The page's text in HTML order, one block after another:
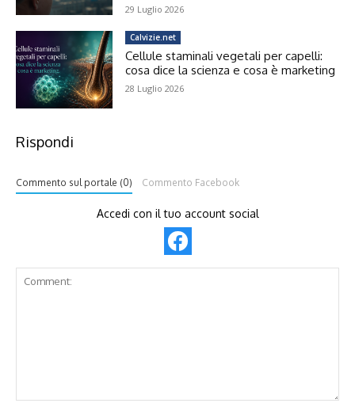
29 Luglio 2026
Calvizie.net
Cellule staminali vegetali per capelli:
cosa dice la scienza e cosa è marketing
28 Luglio 2026
Rispondi
Commento sul portale (0) Commento Facebook
Accedi con il tuo account social